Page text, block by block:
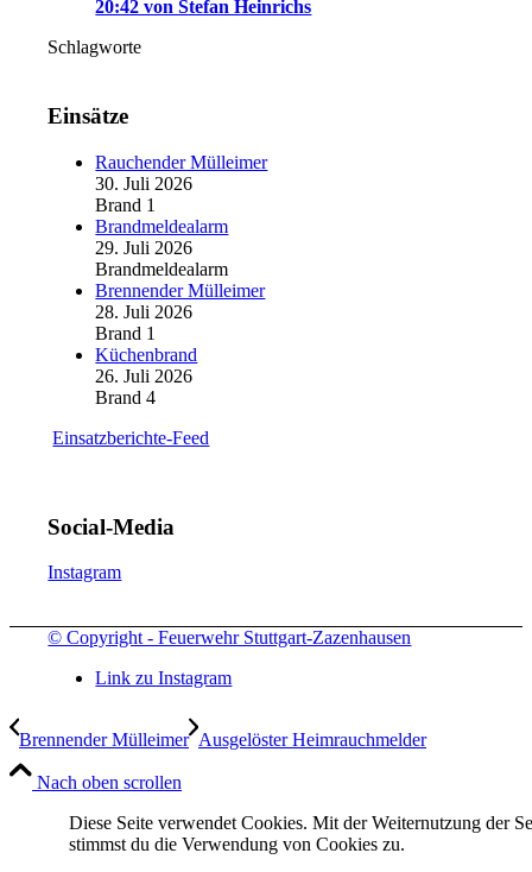
20:42 von Stefan Heinrichs
Schlagworte
Einsätze
Rauchender Mülleimer
30. Juli 2026
Brand 1
Brandmeldealarm
29. Juli 2026
Brandmeldealarm
Brennender Mülleimer
28. Juli 2026
Brand 1
Küchenbrand
26. Juli 2026
Brand 4
Einsatzberichte-Feed
Social-Media
Instagram
© Copyright - Feuerwehr Stuttgart-Zazenhausen
Link zu Instagram
Brennender Mülleimer Ausgelöster Heimrauchmelder
Nach oben scrollen
Diese Seite verwendet Cookies. Mit der Weiternutzung der
stimmst du die Verwendung von Cookies zu.